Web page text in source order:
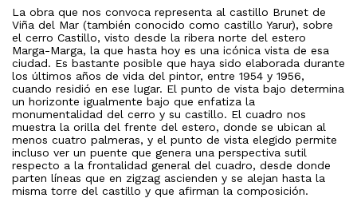
La obra que nos convoca representa al castillo Brunet de
Viña del Mar (también conocido como castillo Yarur), sobre
el cerro Castillo, visto desde la ribera norte del estero
Marga-Marga, la que hasta hoy es una icónica vista de esa
ciudad. Es bastante posible que haya sido elaborada durante
los últimos años de vida del pintor, entre 1954 y 1956,
cuando residió en ese lugar. El punto de vista bajo determina
un horizonte igualmente bajo que enfatiza la
monumentalidad del cerro y su castillo. El cuadro nos
muestra la orilla del frente del estero, donde se ubican al
menos cuatro palmeras, y el punto de vista elegido permite
incluso ver un puente que genera una perspectiva sutil
respecto a la frontalidad general del cuadro, desde donde
parten líneas que en zigzag ascienden y se alejan hasta la
misma torre del castillo y que afirman la composición.